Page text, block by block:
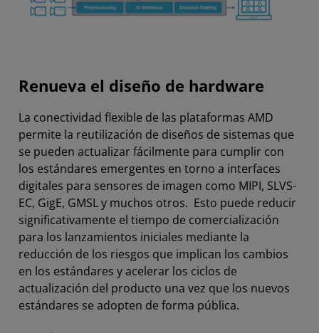
Renueva el diseño de hardware
La conectividad flexible de las plataformas AMD
permite la reutilización de diseños de sistemas que
se pueden actualizar fácilmente para cumplir con
los estándares emergentes en torno a interfaces
digitales para sensores de imagen como MIPI, SLVS-
EC, GigE, GMSL y muchos otros. Esto puede reducir
significativamente el tiempo de comercialización
para los lanzamientos iniciales mediante la
reducción de los riesgos que implican los cambios
en los estándares y acelerar los ciclos de
actualización del producto una vez que los nuevos
estándares se adopten de forma pública.